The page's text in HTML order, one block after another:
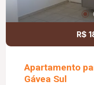
R$
Apartamento
Gávea Sul